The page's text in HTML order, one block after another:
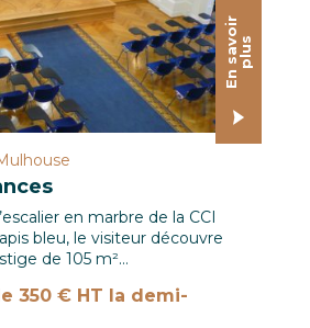
E
n
s
av
o
i
r
p
l
us
en marbre de la CCI
bleu, le visiteur découvre
de 105 m²…
350 € HT la demi-